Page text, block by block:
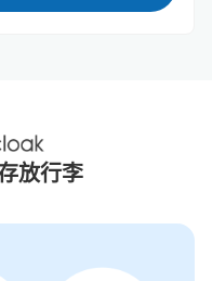
推薦的寄物櫃
物櫃
放行李